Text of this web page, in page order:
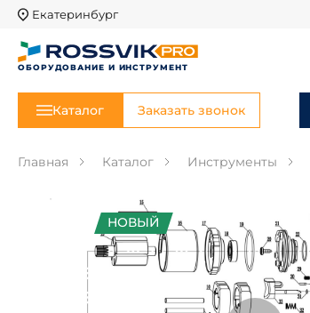
Екатеринбург
ОБОРУДОВАНИЕ И ИНСТРУМЕНТ
Каталог Заказать звонок
Главная Каталог Инструменты
НОВЫЙ